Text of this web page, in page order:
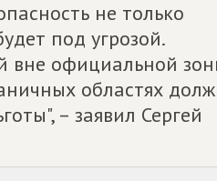
не только
под угрозой.
вне официальной
областях
– заявил Сергей